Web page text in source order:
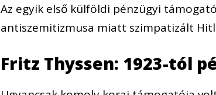
Az egyik első külföldi pénzügyi
antiszemitizmusa miatt szimpatizált
Fritz Thyssen: 1923-tól